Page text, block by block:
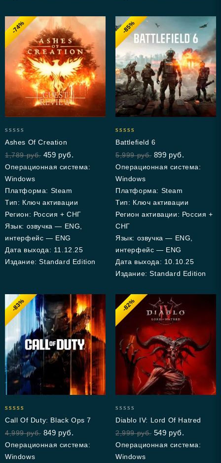
-74%
out
of
5
Ashes Of Creation
1,789руб. 459 руб.
Операционная система:
Windows
Платформа: Steam
Тип: Ключ активации
Регион: Россия + СНГ
Язык: озвучка — ENG,
интерфейс — ENG
Дата выхода: 11.12.25
Издание: Standard Edition
-85%
out of 5
Battlefield 6
5,999руб. 899 руб.
Операционная система:
Windows
Платформа: Steam
Тип: Ключ активации
Регион активации: Россия +
СНГ
Язык: озвучка — ENG,
интерфейс — ENG
Дата выхода: 10.10.25
Издание: Standard Edition
-83%
out of 5
Call Of Duty: Black Ops 7
4,999руб. 849 руб.
Операционная система:
Windows
-82%
out
of
5
Diablo IV: Lord Of Hatred
2,999руб. 549 руб.
Операционная система:
Windows